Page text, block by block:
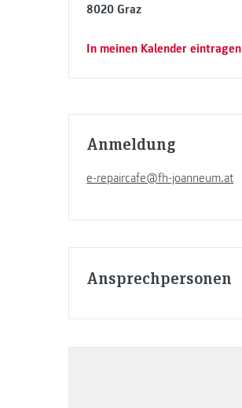
8020 Graz
In meinen Kalender eintragen
Anmeldung
e-repaircafe@fh-joanneum.at
Ansprechpersonen